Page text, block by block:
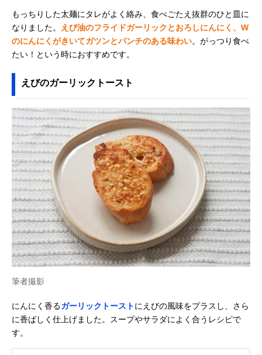
もっちりした太麺にタレがよく絡み、食べごたえ抜群のひと皿に
なりました。
えび油のフライドガーリックとおろしにんにく、W
のにんにくがきいてガツンとパンチのある味わい。がっつり食べ
たい！という時におすすめです。
えびのガーリックトースト
筆者撮影
にんにく香るガーリックトーストにえびの風味をプラスし、さら
に香ばしく仕上げました。スープやサラダによく合うレシピで
す。